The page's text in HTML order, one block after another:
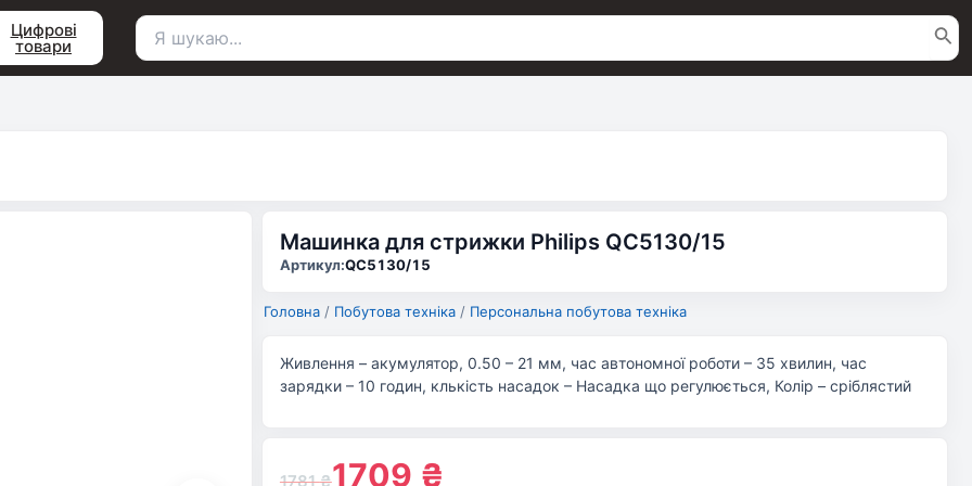
Цифрові
товари
Пошук
Машинка для стрижки Philips QC5130/15
Артикул:QC5130/15
Головна / Побутова техніка / Персональна побутова техніка
1781₴1709 ₴
Живлення – акумулятор, 0.50 – 21 мм, час автономної роботи – 35 хвилин, час
зарядки – 10 годин, клькість насадок – Насадка що регулюється, Колір – сріблястий